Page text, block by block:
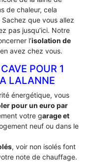
de chaleur, cela
que vous allez
pas jusqu’ici. Notre
l’isolation de
avez chez vous.
POUR 1
LALANNE
énergétique, vous
pour un euro par
votre garage et
neuf ou dans le
, voir non isolés font
note de chauffage.